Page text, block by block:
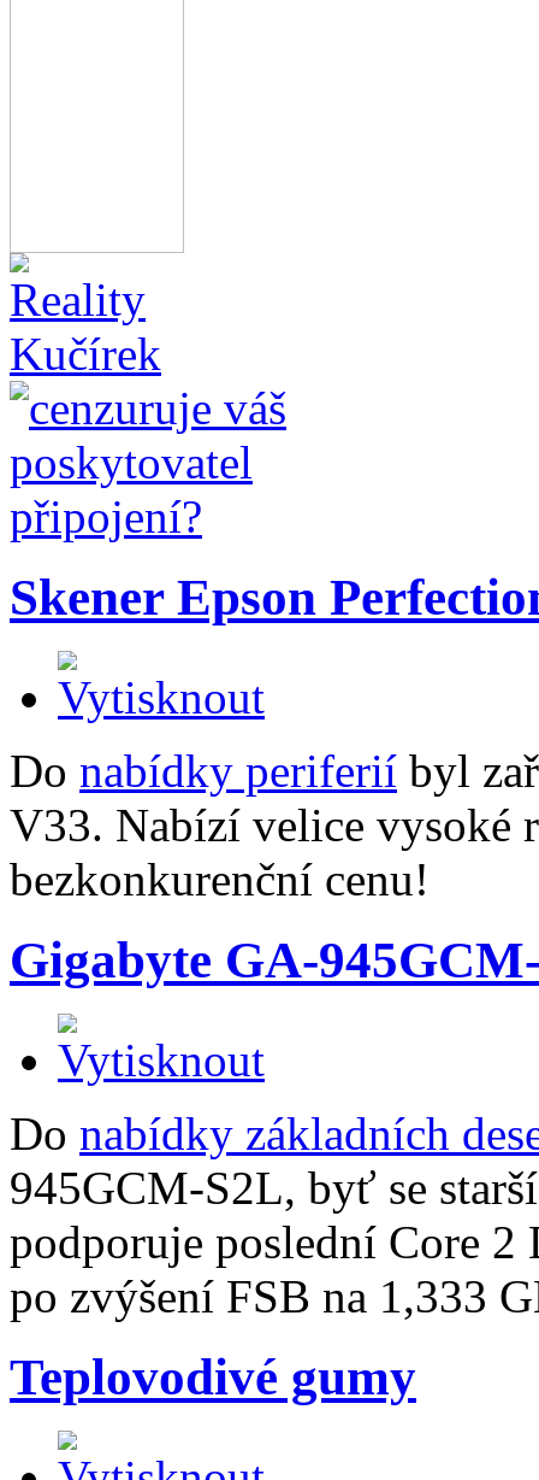
Skener Epson
Do nabídky periferií byl
V33. Nabízí velice vysoké
bezkonkurenční cenu!
Gigabyte GA-
Do nabídky základních
945GCM-S2L, byť se
podporuje poslední Core
po zvýšení FSB na 1,333
Teplovodivé gumy